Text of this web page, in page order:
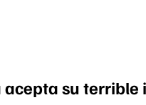
acepta su terrible